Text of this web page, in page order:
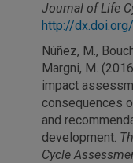
Journal of Life
http://
Núñez, M.,
Margni, M.
impact
consequences
and
development.
Cycle